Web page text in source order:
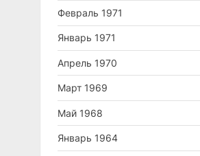
Февраль 1971
Январь 1971
Апрель 1970
Март 1969
Май 1968
Январь 1964